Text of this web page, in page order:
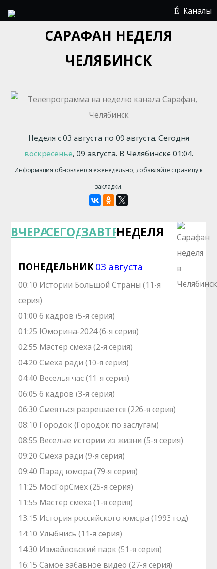
Каналы
САРАФАН НЕДЕЛЯ
ЧЕЛЯБИНСК
Неделя с 03 августа по 09 августа. Сегодня
воскресенье, 09 августа. В Челябинске 01:04.
Информация обновляется еженедельно, добавляйте страницу в
закладки.
ВЧЕРАСЕГОДНЯЗАВТРАНЕДЕЛЯ
ПОНЕДЕЛЬНИК03 августа
00:10 Истории Большой Страны (11-я
серия)
01:00 6 кадров (5-я серия)
01:25 Юморина-2024 (6-я серия)
02:55 Мастер смеха (2-я серия)
04:20 Смеха ради (10-я серия)
04:40 Веселья час (11-я серия)
06:05 6 кадров (3-я серия)
06:30 Смеяться разрешается (226-я серия)
08:10 Городок (Городок по заслугам)
08:55 Веселые истории из жизни (5-я серия)
09:20 Смеха ради (9-я серия)
09:40 Парад юмора (79-я серия)
11:25 МосГорСмех (25-я серия)
11:55 Мастер смеха (1-я серия)
13:15 История российского юмора (1993 год)
14:10 Улыбнись (11-я серия)
14:30 Измайловский парк (51-я серия)
16:15 Самое забавное видео (27-я серия)